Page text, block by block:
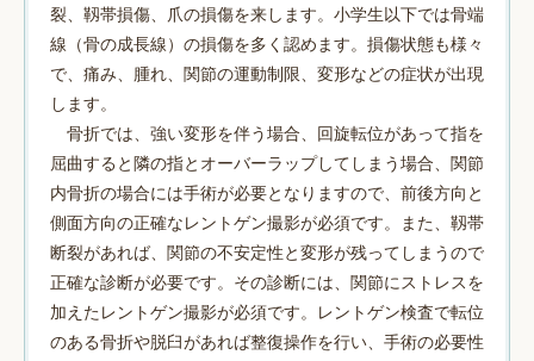
裂、靱帯損傷、爪の損傷を来します。小学生以下では骨端
線（骨の成長線）の損傷を多く認めます。損傷状態も様々
で、痛み、腫れ、関節の運動制限、変形などの症状が出現
します。
骨折では、強い変形を伴う場合、回旋転位があって指を
屈曲すると隣の指とオーバーラップしてしまう場合、関節
内骨折の場合には手術が必要となりますので、前後方向と
側面方向の正確なレントゲン撮影が必須です。また、靱帯
断裂があれば、関節の不安定性と変形が残ってしまうので
正確な診断が必要です。その診断には、関節にストレスを
加えたレントゲン撮影が必須です。レントゲン検査で転位
のある骨折や脱臼があれば整復操作を行い、手術の必要性